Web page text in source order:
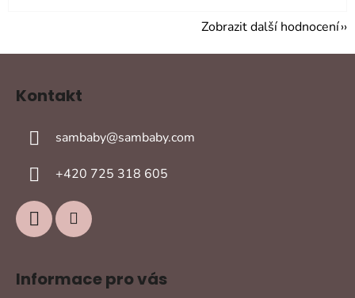
Zobrazit další hodnocení
Kontakt
sambaby@sambaby.com
+420 725 318 605
Informace pro vás